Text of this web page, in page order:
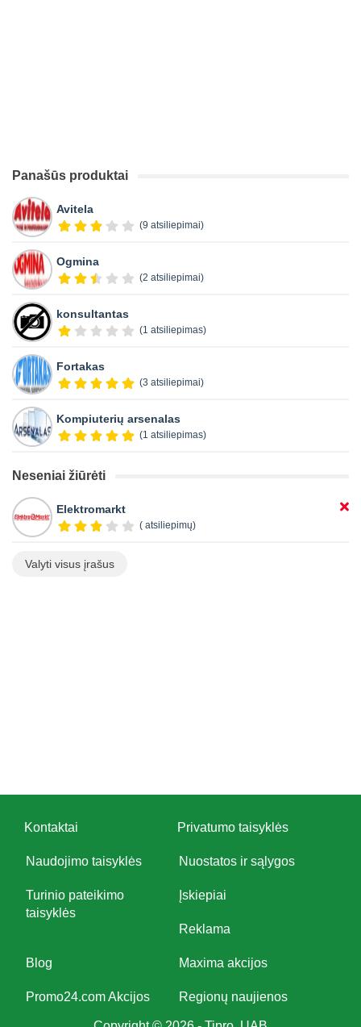
Panašūs produktai
Avitela
(9 atsiliepimai)
Ogmina
(2 atsiliepimai)
konsultantas
(1 atsiliepimas)
Fortakas
(3 atsiliepimai)
Kompiuterių arsenalas
(1 atsiliepimas)
Neseniai žiūrėti
Elektromarkt
( atsiliepimų)
Valyti visus įrašus
Kontaktai Privatumo taisyklės
Naudojimo taisyklės Nuostatos ir sąlygos
Turinio pateikimo
taisyklės
Įskiepiai
Reklama
Blog Maxima akcijos
Promo24.com Akcijos Regionų naujienos